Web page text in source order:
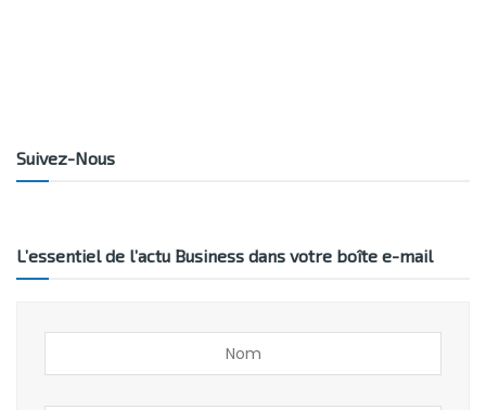
Suivez-Nous
L’essentiel de l’actu Business dans votre boîte e-mail